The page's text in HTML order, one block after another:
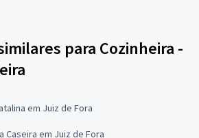
para Cozinheira -
em Juiz de Fora
Caseira em Juiz de Fora